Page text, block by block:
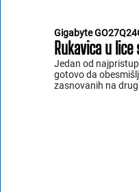
Gigabyte
Rukavica u lice
Jedan od
gotovo da
zasnovanih na